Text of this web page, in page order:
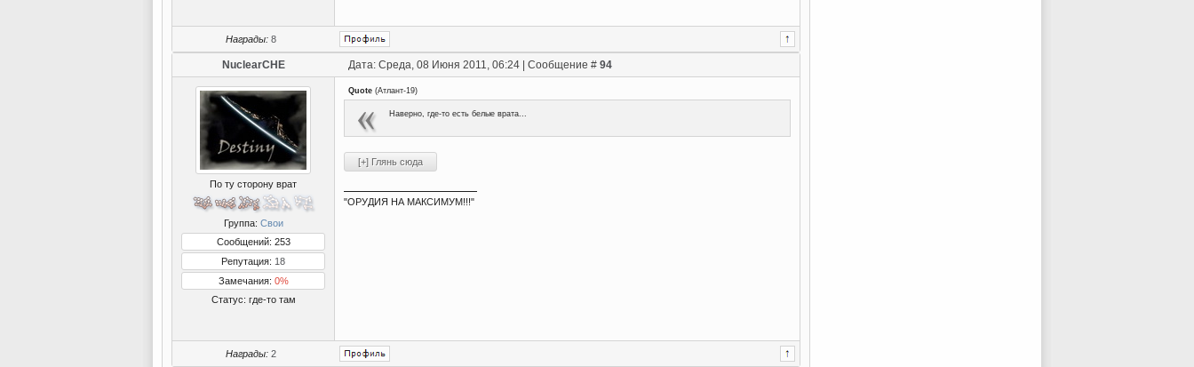
Награды: 8
NuclearCHE Дата: Среда, 08 Июня 2011, 06:24 | Сообщение # 94
По ту сторону врат
Группа: Свои
Сообщений: 253
Репутация: 18
Замечания: 0%
Статус: где-то там
Quote (Атлант-19)
Наверно, где-то есть белые врата...
"ОРУДИЯ НА МАКСИМУМ!!!"
Награды: 2